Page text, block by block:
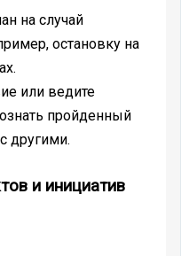
на случай
остановку на
или ведите
пройденный
другими.
и инициатив